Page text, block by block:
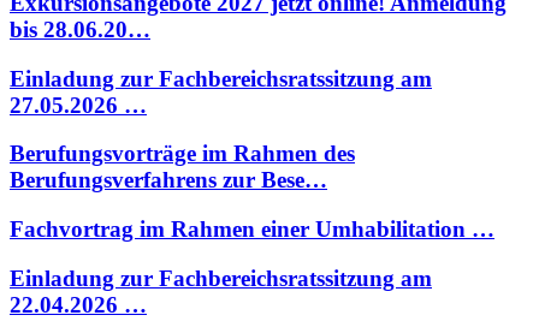
bis 28.06.20…
Einladung zur Fachbereichsratssitzung am
27.05.2026 …
Berufungsvorträge im Rahmen des
Berufungsverfahrens zur Bese…
Fachvortrag im Rahmen einer Umhabilitation …
Einladung zur Fachbereichsratssitzung am
22.04.2026 …